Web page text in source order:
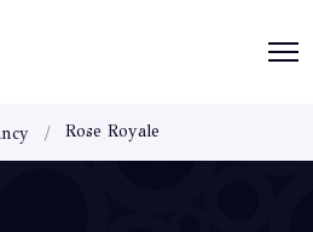
Rose Royale